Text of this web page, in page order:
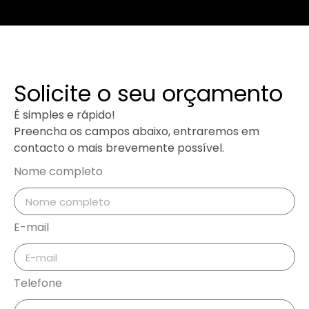
Solicite o seu orçamento
É simples e rápido!
Preencha os campos abaixo, entraremos em
contacto o mais brevemente possível.
Nome completo
E-mail
Telefone